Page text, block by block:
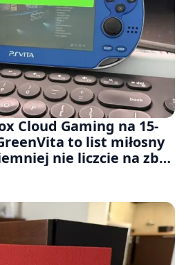
Cloud Gaming na 15-
to list miłosny
nie liczcie na zbyt